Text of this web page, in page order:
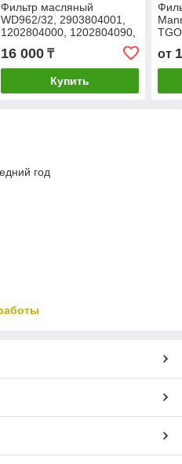
Фильтр масляный
WD962/32, 2903804001,
1202804000, 1202804090,
1619531400, 1619631400,
2254447700, SH8150
16 000₸
Купить
от
год